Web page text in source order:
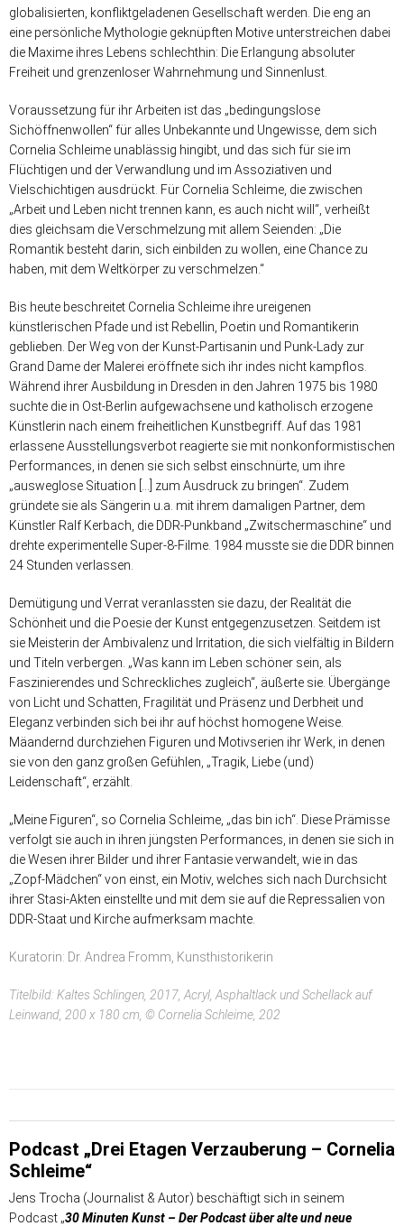
globalisierten, konfliktgeladenen Gesellschaft werden. Die eng an
eine persönliche Mythologie geknüpften Motive unterstreichen dabei
die Maxime ihres Lebens schlechthin: Die Erlangung absoluter
Freiheit und grenzenloser Wahrnehmung und Sinnenlust.
Voraussetzung für ihr Arbeiten ist das „bedingungslose
Sichöffnenwollen“ für alles Unbekannte und Ungewisse, dem sich
Cornelia Schleime unablässig hingibt, und das sich für sie im
Flüchtigen und der Verwandlung und im Assoziativen und
Vielschichtigen ausdrückt. Für Cornelia Schleime, die zwischen
„Arbeit und Leben nicht trennen kann, es auch nicht will“, verheißt
dies gleichsam die Verschmelzung mit allem Seienden: „Die
Romantik besteht darin, sich einbilden zu wollen, eine Chance zu
haben, mit dem Weltkörper zu verschmelzen.“
Bis heute beschreitet Cornelia Schleime ihre ureigenen
künstlerischen Pfade und ist Rebellin, Poetin und Romantikerin
geblieben. Der Weg von der Kunst-Partisanin und Punk-Lady zur
Grand Dame der Malerei eröffnete sich ihr indes nicht kampflos.
Während ihrer Ausbildung in Dresden in den Jahren 1975 bis 1980
suchte die in Ost-Berlin aufgewachsene und katholisch erzogene
Künstlerin nach einem freiheitlichen Kunstbegriff. Auf das 1981
erlassene Ausstellungsverbot reagierte sie mit nonkonformistischen
Performances, in denen sie sich selbst einschnürte, um ihre
„ausweglose Situation […] zum Ausdruck zu bringen“. Zudem
gründete sie als Sängerin u.a. mit ihrem damaligen Partner, dem
Künstler Ralf Kerbach, die DDR-Punkband „Zwitschermaschine“ und
drehte experimentelle Super-8-Filme. 1984 musste sie die DDR binnen
24 Stunden verlassen.
Demütigung und Verrat veranlassten sie dazu, der Realität die
Schönheit und die Poesie der Kunst entgegenzusetzen. Seitdem ist
sie Meisterin der Ambivalenz und Irritation, die sich vielfältig in Bildern
und Titeln verbergen. „Was kann im Leben schöner sein, als
Faszinierendes und Schreckliches zugleich“, äußerte sie. Übergänge
von Licht und Schatten, Fragilität und Präsenz und Derbheit und
Eleganz verbinden sich bei ihr auf höchst homogene Weise.
Mäandernd durchziehen Figuren und Motivserien ihr Werk, in denen
sie von den ganz großen Gefühlen, „Tragik, Liebe (und)
Leidenschaft“, erzählt.
„Meine Figuren“, so Cornelia Schleime, „das bin ich“. Diese Prämisse
verfolgt sie auch in ihren jüngsten Performances, in denen sie sich in
die Wesen ihrer Bilder und ihrer Fantasie verwandelt, wie in das
„Zopf-Mädchen“ von einst, ein Motiv, welches sich nach Durchsicht
ihrer Stasi-Akten einstellte und mit dem sie auf die Repressalien von
DDR-Staat und Kirche aufmerksam machte.
Kuratorin: Dr. Andrea Fromm, Kunsthistorikerin
Titelbild: Kaltes Schlingen, 2017, Acryl, Asphaltlack und Schellack auf
Leinwand, 200 x 180 cm, © Cornelia Schleime, 202
Podcast „Drei Etagen Verzauberung – Cornelia
Schleime“
Jens Trocha (Journalist & Autor) beschäftigt sich in seinem
Podcast „30 Minuten Kunst – Der Podcast über alte und neue